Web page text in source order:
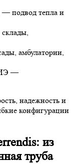
— подвод тепла и
амбулатории,
—
надежность и
конфигурации
из
труба